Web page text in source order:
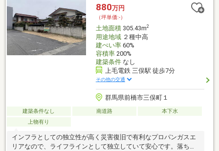
880万円
（坪単価:-）
土地面積305.43m2
用途地域２種中高
建ぺい率60%
容積率200%
建築条件なし
上毛電鉄 三俣駅 徒歩7分
その他の交通
群馬県前橋市三俣町１
建築条件なし 南道路
本下水
上物有り
インフラとしての独立性が高く災害復旧で有利なプロパンガスエ
リアなので、ライフラインとして独立していて安心です。落ち着